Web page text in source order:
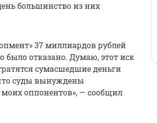
большинство из них
37 миллиардов рублей
отказано. Думаю, этот иск
сумасшедшие деньги
суды вынуждены
оппонентов», — сообщил